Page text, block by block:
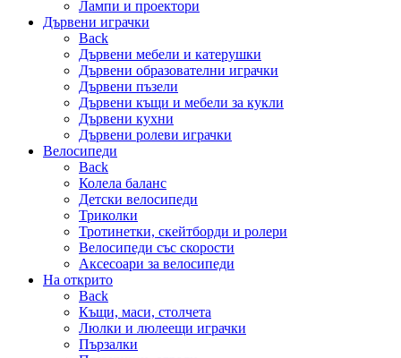
Лампи и проектори
Дървени играчки
Back
Дървени мебели и катерушки
Дървени образователни играчки
Дървени пъзели
Дървени къщи и мебели за кукли
Дървени кухни
Дървени ролеви играчки
Велосипеди
Back
Колела баланс
Детски велосипеди
Триколки
Тротинетки, скейтборди и ролери
Велосипеди със скорости
Аксесоари за велосипеди
На открито
Back
Къщи, маси, столчета
Люлки и люлеещи играчки
Пързалки